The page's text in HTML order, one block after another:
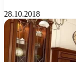
28.10.2018